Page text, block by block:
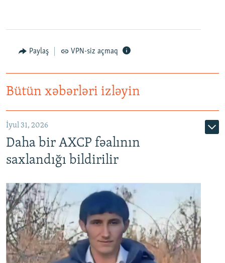
Paylaş VPN-siz açmaq
Bütün xəbərləri izləyin
İyul 31, 2026
Daha bir AXCP fəalının
saxlandığı bildirilir